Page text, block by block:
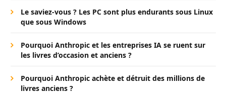
Le saviez-vous ? Les PC sont plus endurants sous Linux
que sous Windows
Pourquoi Anthropic et les entreprises IA se ruent sur
les livres d’occasion et anciens ?
Pourquoi Anthropic achète et détruit des millions de
livres anciens ?